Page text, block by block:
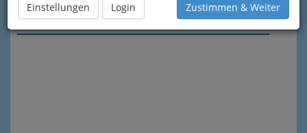
Einstellungen Login Zustimmen & Weiter
Meine Nachricht senden